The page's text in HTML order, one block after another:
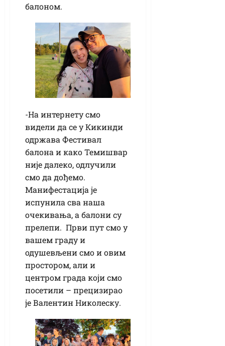
балоном.
-На интернету смо
видели да се у Кикинди
одржава Фестивал
балона и како Темишвар
није далеко, одлучили
смо да дођемо.
Манифестација је
испунила сва наша
очекивања, а балони су
прелепи. Први пут смо у
вашем граду и
одушевљени смо и овим
простором, али и
центром града који смо
посетили – прецизирао
је Валентин Николеску.